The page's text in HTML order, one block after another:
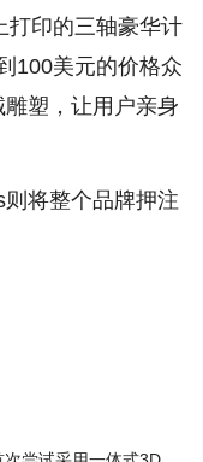
打印的三轴豪华计
100美元的价格众
塑，让用户亲身
将整个品牌押注